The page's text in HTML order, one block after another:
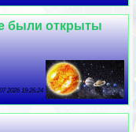
были открыты
2026 19:26:24